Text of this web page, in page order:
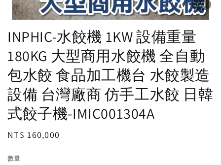
1/1
INPHIC-水餃機 1KW 設備重量
180KG 大型商用水餃機 全自動
包水餃 食品加工機台 水餃製造
設備 台灣廠商 仿手工水餃 日韓
式餃子機-IMIC001304A
Regular
NT$ 160,000
數量